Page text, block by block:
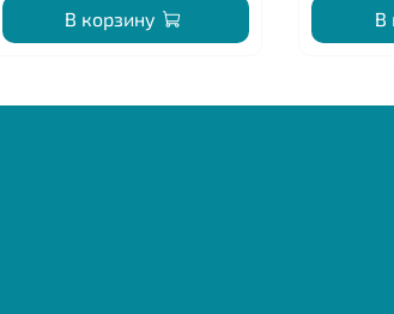
В корзину В